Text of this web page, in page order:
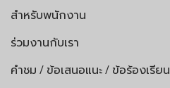
สำหรับพนักงาน
ร่วมงานกับเรา
คำชม / ข้อเสนอแนะ / ข้อร้องเรียน